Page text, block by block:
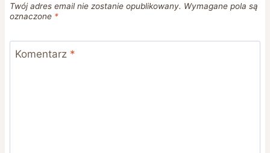
Twój adres email nie zostanie opublikowany. Wymagane pola są
oznaczone *
Komentarz *